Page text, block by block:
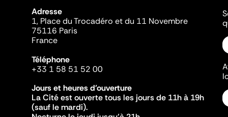
Adresse
1, Place du Trocadéro et du 11 Novembre
75116 Paris
France
Téléphone
+33 1 58 51 52 00
Jours et heures d'ouverture
La Cité est ouverte tous les jours de 11h à 19h
(sauf le mardi).